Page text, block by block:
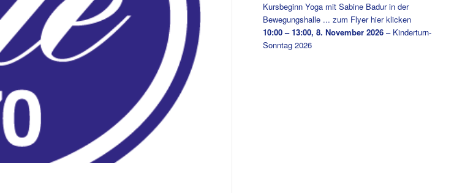
Kursbeginn Yoga mit Sabine Badur in der
Bewegungshalle ... zum Flyer hier klicken
10:00 – 13:00,8. November 2026 – Kinderturn-
Sonntag 2026